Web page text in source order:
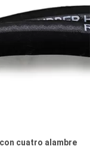
cuatro alambre